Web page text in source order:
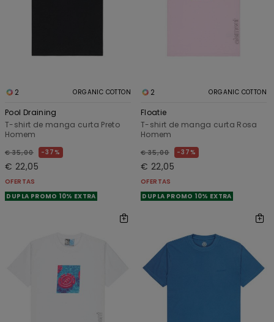
2 ORGANIC COTTON
Pool Draining
T-shirt de manga curta Preto
Homem
€ 35,00 37%
€ 22,05
OFERTAS
DUPLA PROMO 10% EXTRA
2 ORGANIC COTTON
Floatie
T-shirt de manga curta Rosa
Homem
€ 35,00 37%
€ 22,05
OFERTAS
DUPLA PROMO 10% EXTRA